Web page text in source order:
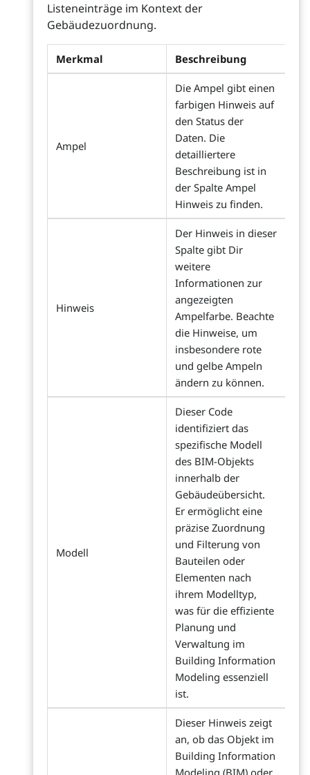
Listeneinträge im Kontext der
Gebäudezuordnung.
Merkmal Beschreibung
Ampel
Die Ampel gibt einen
farbigen Hinweis auf
den Status der
Daten. Die
detailliertere
Beschreibung ist in
der Spalte Ampel
Hinweis zu finden.
Hinweis
Der Hinweis in dieser
Spalte gibt Dir
weitere
Informationen zur
angezeigten
Ampelfarbe. Beachte
die Hinweise, um
insbesondere rote
und gelbe Ampeln
ändern zu können.
Modell
Dieser Code
identifiziert das
spezifische Modell
des BIM-Objekts
innerhalb der
Gebäudeübersicht.
Er ermöglicht eine
präzise Zuordnung
und Filterung von
Bauteilen oder
Elementen nach
ihrem Modelltyp,
was für die effiziente
Planung und
Verwaltung im
Building Information
Modeling essenziell
ist.
Dieser Hinweis zeigt
an, ob das Objekt im
Building Information
Modeling (BIM) oder